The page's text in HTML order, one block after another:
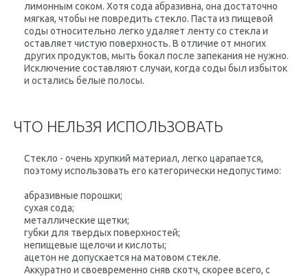
лимонным соком. Хотя сода абразивна, она достаточно
мягкая, чтобы не повредить стекло. Паста из пищевой
соды относительно легко удаляет ленту со стекла и
оставляет чистую поверхность. В отличие от многих
других продуктов, мыть бокал после запекания не нужно.
Исключение составляют случаи, когда соды был избыток
и остались белые полосы.
ЧТО НЕЛЬЗЯ ИСПОЛЬЗОВАТЬ
Стекло - очень хрупкий материал, легко царапается,
поэтому использовать его категорически недопустимо:
абразивные порошки;
сухая сода;
металлические щетки;
губки для твердых поверхностей;
непищевые щелочи и кислоты;
ацетон не допускается на матовом стекле.
Аккуратно и своевременно сняв скотч, скорее всего, с